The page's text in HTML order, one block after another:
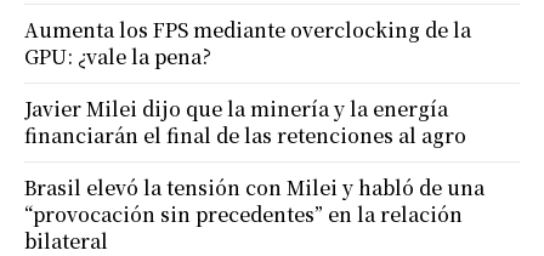
Aumenta los FPS mediante overclocking de la
GPU: ¿vale la pena?
Javier Milei dijo que la minería y la energía
financiarán el final de las retenciones al agro
Brasil elevó la tensión con Milei y habló de una
“provocación sin precedentes” en la relación
bilateral